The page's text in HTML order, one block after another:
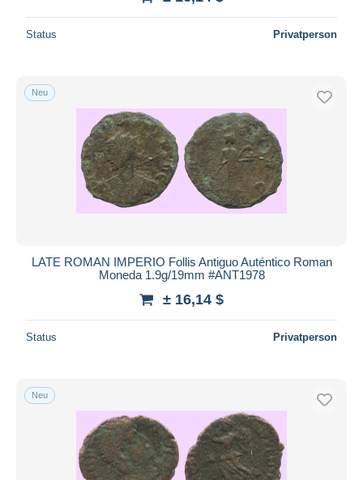
Status Privatperson
Neu
LATE ROMAN IMPERIO Follis Antiguo Auténtico Roman
Moneda 1.9g/19mm #ANT1978
± 16,14 $
Status Privatperson
Neu